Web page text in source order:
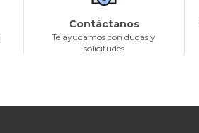
Contáctanos
Te ayudamos con dudas y
solicitudes